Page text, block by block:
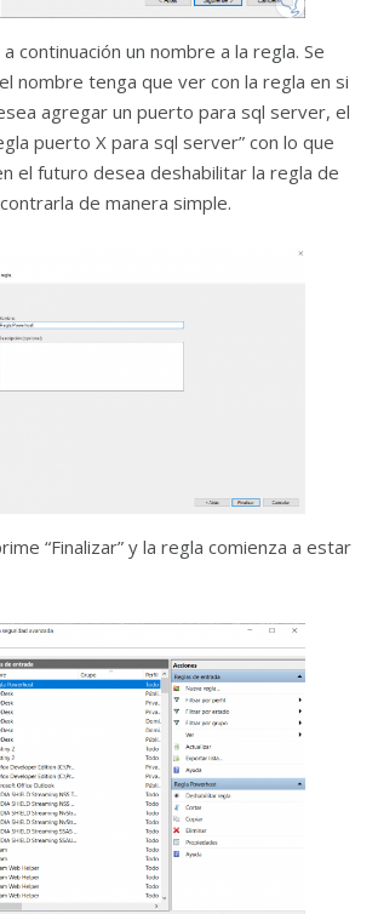
continuación un nombre a la regla. Se
nombre tenga que ver con la regla en si
agregar un puerto para sql server, el
puerto X para sql server” con lo que
el futuro desea deshabilitar la regla de
de manera simple.
“Finalizar” y la regla comienza a estar